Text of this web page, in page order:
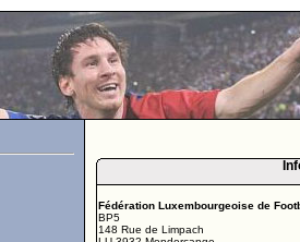
Fédération Luxembourgeoise de
BP5
148 Rue de Limpach